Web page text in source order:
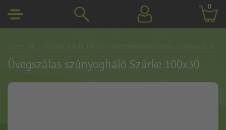
0
Üvegszálas szúnyogháló Szürke 100x30